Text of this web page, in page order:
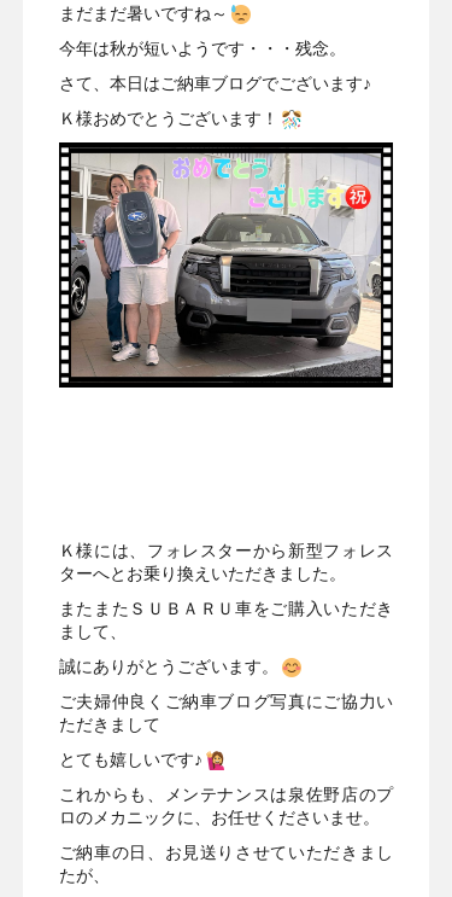
まだまだ暑いですね～
今年は秋が短いようです・・・残念。
さて、本日はご納車ブログでございます♪
Ｋ様おめでとうございます！
Ｋ様には、フォレスターから新型フォレス
ターへとお乗り換えいただきました。
またまたＳＵＢＡＲＵ車をご購入いただき
まして、
誠にありがとうございます。
ご夫婦仲良くご納車ブログ写真にご協力い
ただきまして
とても嬉しいです♪
これからも、メンテナンスは泉佐野店のプ
ロのメカニックに、お任せくださいませ。
ご納車の日、お見送りさせていただきまし
たが、